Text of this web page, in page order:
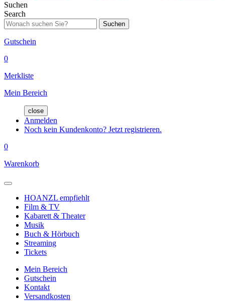
Suchen
Search
Suchen
Gutschein
0
Merkliste
Mein Bereich
close
Anmelden
Noch kein Kundenkonto? Jetzt registrieren.
0
Warenkorb
HOANZL empfiehlt
Film & TV
Kabarett & Theater
Musik
Buch & Hörbuch
Streaming
Tickets
Mein Bereich
Gutschein
Kontakt
Versandkosten